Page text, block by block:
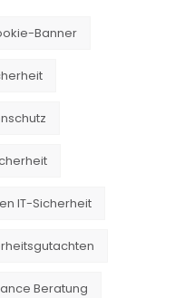
Banner
IT-Sicherheit
Beratung